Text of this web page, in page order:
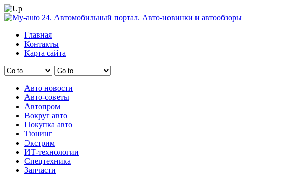
Главная
Контакты
Карта сайта
Авто новости
Авто-советы
Автопром
Вокруг авто
Покупка авто
Тюнинг
Экстрим
ИТ-технологии
Спецтехника
Запчасти